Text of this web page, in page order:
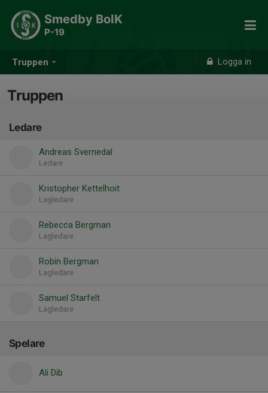
Truppen Logga in
Smedby BoIK
P-19
Truppen
Ledare
Andreas Svernedal
Ledare
Kristopher Kettelhoit
Lagledare
Rebecca Bergman
Lagledare
Robin Bergman
Lagledare
Samuel Starfelt
Lagledare
Spelare
Ali Dib